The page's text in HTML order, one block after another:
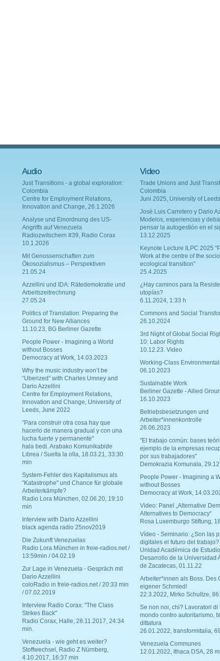
Audio
Just Transitions - a global exploration:
Colombia
Centre for Employment Relations,
Innovation and Change, 26.1.2026
Analyse und Einordnung des US-
Angriffs auf Venezuela
Radiozwitschern #39, Radio Corax
10.1.2026
Mit Genossenschaften zum
Ökosozialismus – Perspektiven
21.05.24
Azzellini und IDA: Rätedemokratie und
Arbeitszeitrechnung
27.05.24
Politics of Translation: Preparing the
Ground for New Alliances
11.10.23, BG Berliner Gazette
People Power - Imagining a World
without Bosses
Democracy at Work, 14.03.2023
Why the music industry won’t be
“Uberized” with Charles Umney and
Dario Azzellini
Centre for Employment Relations,
Innovation and Change, University of
Leeds, June 2022
"Para construir otra cosa hay que
hacerlo de manera gradual y con una
lucha fuerte y permanente"
hala bedi. Arabako Komunikabide
Librea / Suelta la olla, 18.03.21, 33:30
min
System-Fehler des Kapitalismus als
"Katastrophe" und Chance für globale
Arbeiterkämpfe?
Radio Lora München, 02.06.20, 19:10
min
Interview with Dario Azzellini
black agenda radio 25nov2019
Die Zukunft Venezuelas
Radio Lora München in freie-radios.net /
13:59min / 04.02.19
Zur Lage in Venezuela - Gespräch mit
Dario Azzellini
coloRadio in freie-radios.net / 20:33 min
/ 07.02.2019
Interview Radio Corax: "The Class
Strikes Back"
Radio Corax, Halle, 28.11.2017, 24:34
min.
Venezuela - wie geht es weiter?
Stoffwechsel, Radio Z Nürnberg,
4.10.2017, 16:37 min
Video
Trade Unions and Just
Colombia
Juni 2025, University of Leeds
Josè Luis Carretero y Dario
Modelos, experiencias y
pensar la autogestión en el
13.12.2025
Keynote Lecture ILPC 2025
Work at the centre of the
ecological transition"
25.4.2025
¿Hay caminos para la
utopías?
6.11.2024, 1:33 h
Commons and Social
26.10.2024
3rd Night of Global Social
10: Labor Rights
10.12.23. Video
Working-Class
06.10.2023
Sustainable Work
Berliner Gazette - Allied
16.10.2023
Betriebsbesetzungen und
Arbeiter*innenkontrolle
26.06.2023
"El trabajo común: bases
ejemplo de la empresas
por sus trabajadores"
Demokrazia Komunala,
People Power - Imagining a
without Bosses
Democracy at Work,
Video: Panel „Alternative
Alternatives to Democracy“
Rosa Luxemburgo Stiftung,
Vídeo - Seminario: ¿Son las
digitales el futuro del trabajo?
Unidad Académica de
Desarrollo de la Universidad
de Zacatecas, 01.11.22
Arbeiter*innen als Boss. Des
eigener Schmied!
22.3.2022, Mirko Schultze, 86
Se non noi, chi? Lavoratori di
mondo contro autoritarismo,
dittatura
26.01.2022, transformitalia,
Venezuela Communes
12.01.2022, Ithaca DSA, 28